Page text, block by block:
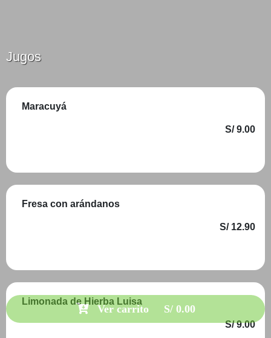
Ver carrito S/ 0.00
Jugos
Maracuyá
S/ 9.00
Fresa con arándanos
S/ 12.90
Limonada de Hierba Luisa
S/ 9.00